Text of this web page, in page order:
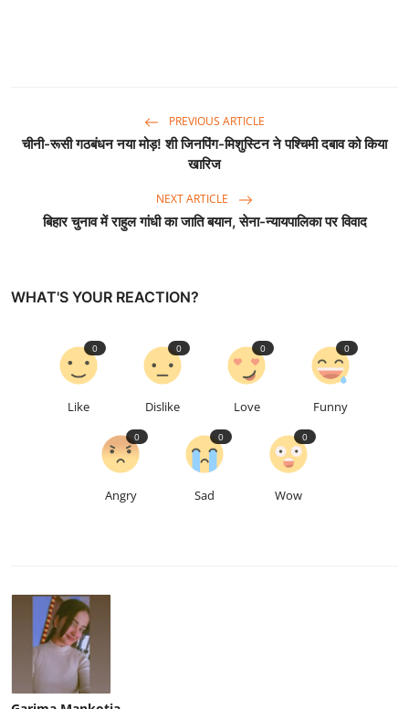
PREVIOUS ARTICLE
चीनी-रूसी गठबंधन नया मोड़! शी जिनपिंग-मिशुस्टिन ने पश्चिमी दबाव को किया
खारिज
NEXT ARTICLE
बिहार चुनाव में राहुल गांधी का जाति बयान, सेना-न्यायपालिका पर विवाद
WHAT'S YOUR REACTION?
Like
0
Dislike
0
Love
0
Funny
0
Angry
0
Sad
0
Wow
0